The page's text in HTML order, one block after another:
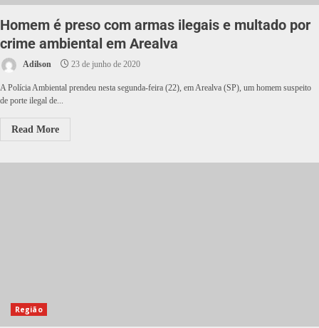
Homem é preso com armas ilegais e multado por
crime ambiental em Arealva
Adilson 23 de junho de 2020
A Polícia Ambiental prendeu nesta segunda-feira (22), em Arealva (SP), um homem suspeito
de porte ilegal de...
Read More
Região